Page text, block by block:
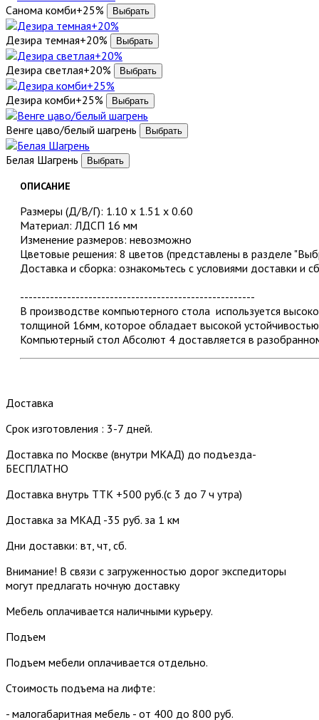
Санома комби+25%
Дезира темная+20%
Дезира светлая+20%
Дезира комби+25%
Венге цаво/белый шагрень
Белая Шагрень
ОПИСАНИЕ
Размеры (Д/В/Г): 1.10 х 1.51 х 0.60
Материал: ЛДСП 16 мм
Изменение размеров: невозможно
Цветовые решения: 8 цветов (представлены в разделе
Доставка и сборка: ознакомьтесь с условиями доставки и
-------------------------------------------------------
В производстве компьютерного стола используется
толщиной 16мм, которое обладает высокой
Компьютерный стол Абсолют 4 доставляется в
Доставка
Срок изготовления : 3-7 дней.
Доставка по Москве (внутри МКАД) до подъезда-
БЕСПЛАТНО
Доставка внутрь ТТК +500 руб.(с 3 до 7 ч утра)
Доставка за МКАД -35 руб. за 1 км
Дни доставки: вт, чт, сб.
Внимание! В связи с загруженностью дорог экспедиторы
могут предлагать ночную доставку
Мебель оплачивается наличными курьеру.
Подъем
Подъем мебели оплачивается отдельно.
Стоимость подъема на лифте:
- малогабаритная мебель - от 400 до 800 руб.